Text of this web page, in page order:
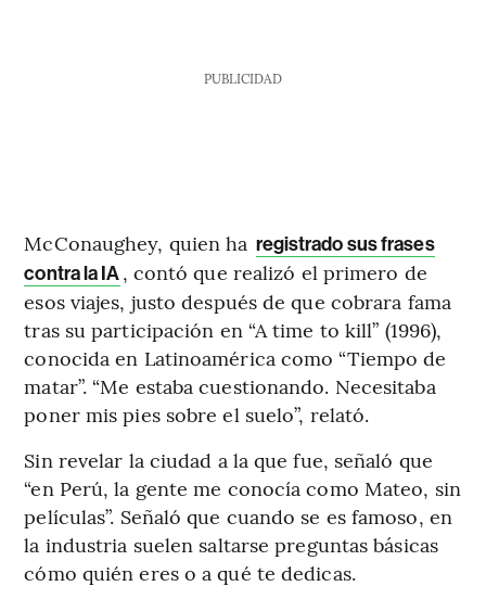
PUBLICIDAD
McConaughey, quien ha registrado sus frases
contra la IA, contó que realizó el primero de
esos viajes, justo después de que cobrara fama
tras su participación en “A time to kill” (1996),
conocida en Latinoamérica como “Tiempo de
matar”. “Me estaba cuestionando. Necesitaba
poner mis pies sobre el suelo”, relató.
Sin revelar la ciudad a la que fue, señaló que
“en Perú, la gente me conocía como Mateo, sin
películas”. Señaló que cuando se es famoso, en
la industria suelen saltarse preguntas básicas
cómo quién eres o a qué te dedicas.